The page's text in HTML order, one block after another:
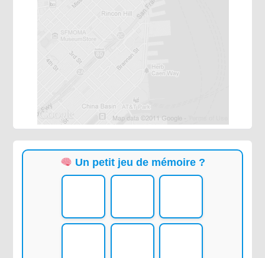
Un petit jeu de mémoire ?